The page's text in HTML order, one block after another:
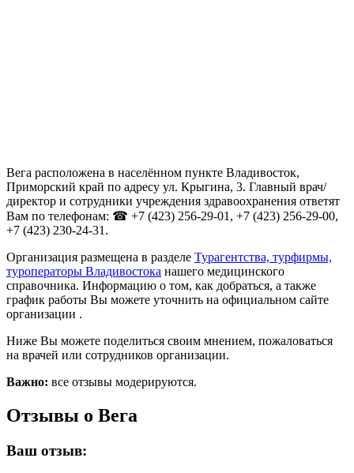
Вега расположена в населённом пункте Владивосток,
Приморский край по адресу ул. Крыгина, 3. Главный врач/
директор и сотрудники учреждения здравоохранения ответят
Вам по телефонам: ☎ +7 (423) 256-29-01, +7 (423) 256-29-00,
+7 (423) 230-24-31.
Организация размещена в разделе Турагентства, турфирмы,
туроператоры Владивостока нашего медицинского
справочника. Информацию о том, как добраться, а также
график работы Вы можете уточнить на официальном сайте
организации .
Ниже Вы можете поделиться своим мнением, пожаловаться
на врачей или сотрудников организации.
Важно: все отзывы модерируются.
Отзывы о Вега
Ваш отзыв: